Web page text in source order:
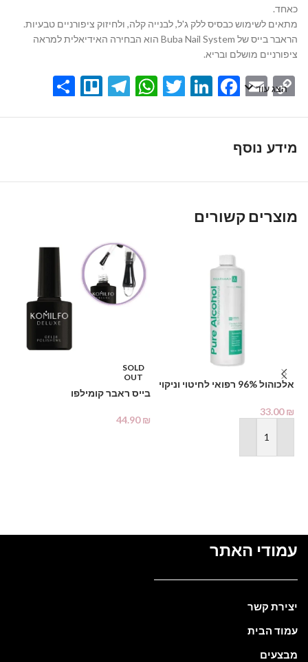
כאחד.
מתאים לשימוש כבסיס ללק ג'ל, לבנייה קלה, ולחיזוק ציפורניים טבעיות.
הראבר בייס של Buba Nail System הוא הבחירה האידיאלית למראה
ציפורניים מושלם ובריא.
Copy
Email
Facebook
LinkedIn
Twitter
WhatsApp
Telegram
Trello הצג עוד
מידע נוסף
מוצרים קשורים
אלכוהול 96% רפואי לחיטוי וניקוי
Alcohol
33.00₪
הוספה לסל
SOLD
OUT
בייס ראבר קומילפו
44.90₪
עמודי האתר
יצירת קשר
עמוד הבית
מבצעים